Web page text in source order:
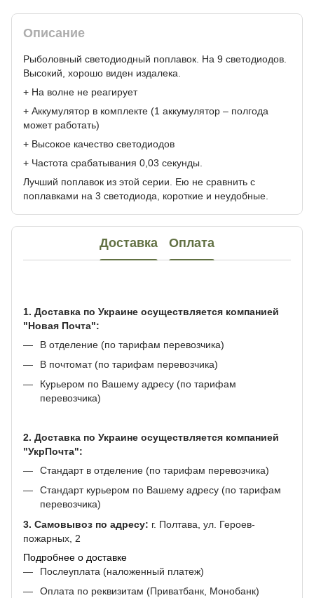
Описание
Рыболовный светодиодный поплавок. На 9 светодиодов.
Высокий, хорошо виден издалека.
+ На волне не реагирует
+ Аккумулятор в комплекте (1 аккумулятор – полгода
может работать)
+ Высокое качество светодиодов
+ Частота срабатывания 0,03 секунды.
Лучший поплавок из этой серии. Ею не сравнить с
поплавками на 3 светодиода, короткие и неудобные.
Доставка Оплата
1. Доставка по Украине осуществляется компанией
"Новая Почта":
В отделение (по тарифам перевозчика)
В почтомат (по тарифам перевозчика)
Курьером по Вашему адресу (по тарифам
перевозчика)
2. Доставка по Украине осуществляется компанией
"УкрПочта":
Стандарт в отделение (по тарифам перевозчика)
Стандарт курьером по Вашему адресу (по тарифам
перевозчика)
3. Самовывоз по адресу: г. Полтава, ул. Героев-
пожарных, 2
Подробнее о доставке
Послеуплата (наложенный платеж)
Оплата по реквизитам (Приватбанк, Монобанк)